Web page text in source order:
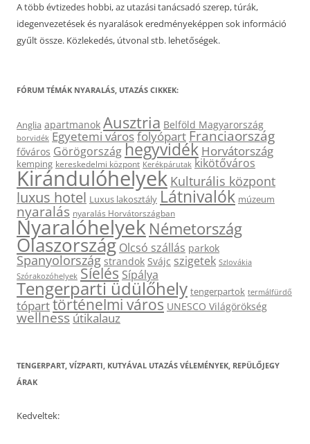
A több évtizedes hobbi, az utazási tanácsadó szerep, túrák,
idegenvezetések és nyaralások eredményeképpen sok információ
gyűlt össze. Közlekedés, útvonal stb. lehetőségek.
FÓRUM TÉMÁK NYARALÁS, UTAZÁS CIKKEK:
Anglia apartmanok Ausztria Belföld Magyarország
borvidék Egyetemi városfolyópartFranciaország
főváros Görögországhegyvidék Horvátország
kemping kereskedelmi központ Kerékpárutak kikötőváros
Kirándulóhelyek Kulturális központ
luxus hotel Luxus lakosztály Látnivalók múzeum
nyaralás nyaralás Horvátországban
Nyaralóhelyek Németország
Olaszország Olcsó szállás parkok
Spanyolország strandok Svájc szigetek Szlovákia
Szórakozóhelyek Síelés Sípálya
Tengerparti üdülőhely tengerpartok termálfürdő
tóparttörténelmi város UNESCO Világörökség
wellnessútikalauz
TENGERPART, VÍZPARTI, KUTYÁVAL UTAZÁS VÉLEMÉNYEK, REPÜLŐJEGY
ÁRAK
Kedveltek: